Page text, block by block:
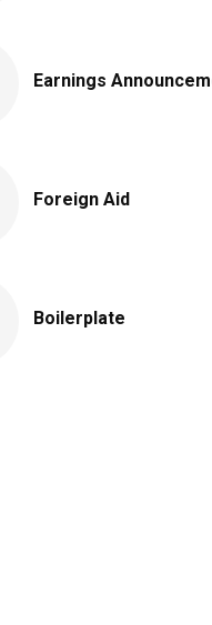
Earnings
Foreign Aid
Boilerplate